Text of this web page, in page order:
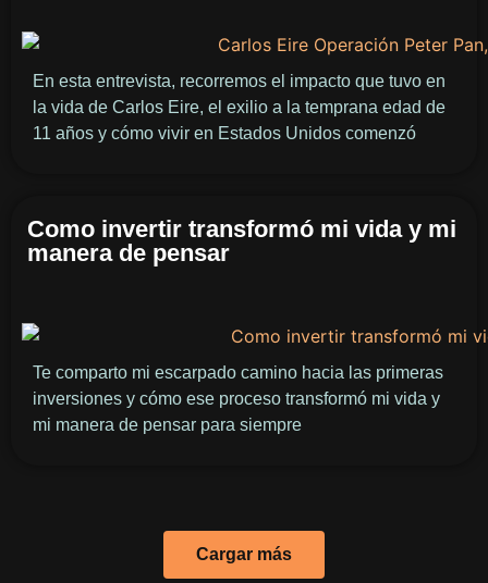
En esta entrevista, recorremos el impacto que tuvo en
la vida de Carlos Eire, el exilio a la temprana edad de
11 años y cómo vivir en Estados Unidos comenzó
Como invertir transformó mi vida y mi
manera de pensar
Te comparto mi escarpado camino hacia las primeras
inversiones y cómo ese proceso transformó mi vida y
mi manera de pensar para siempre
Cargar más